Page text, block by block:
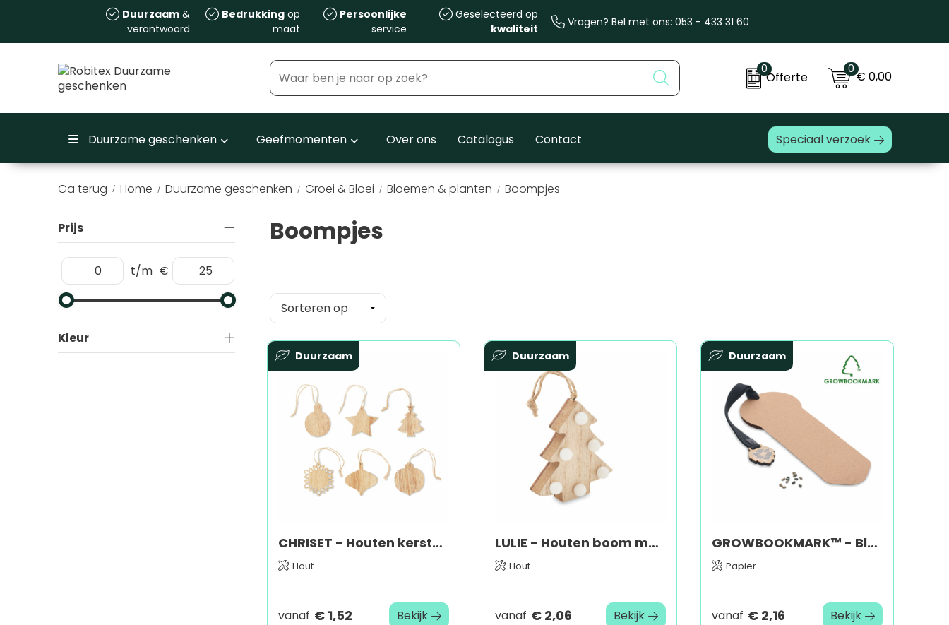
Duurzaam&
verantwoord
Bedrukkingop
maat
Persoonlijke
service
Geselecteerd op
kwaliteit
Vragen? Bel met ons: 053 - 433 31 60
0
Offerte
0€ 0,00
Duurzame geschenken Geefmomenten Over ons Catalogus Contact Speciaal verzoek
Ga terug / Home Duurzame geschenken Groei & Bloei Bloemen & planten Boompjes
Prijs
t/m €
Kleur
Boompjes
Duurzaam
CHRISET - Houten kerstversiering set
Hout
vanaf € 1,52 Bekijk
Duurzaam
LULIE - Houten boom met lichtjes
Hout
vanaf € 2,06 Bekijk
Duurzaam
GROWBOOKMARK™ - Bladwijzer pijnboomzaad
Papier
vanaf € 2,16 Bekijk